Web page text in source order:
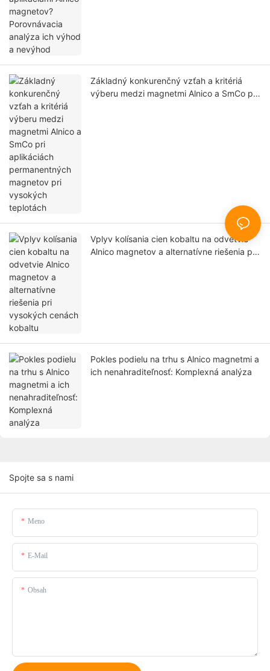
Základný konkurenčný vzťah a kritériá
výberu medzi magnetmi Alnico a SmCo pri
Vplyv kolísania cien kobaltu na odvetvie
Alnico magnetov a alternatívne riešenia pri
Pokles podielu na trhu s Alnico magnetmi a
ich nenahraditeľnosť: Komplexná analýza
Spojte sa s nami
Meno
E-Mail
Obsah